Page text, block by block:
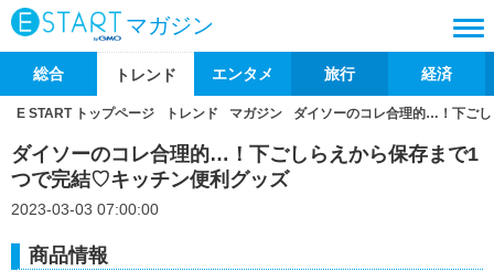
マガジン
総合 トレンド エンタメ 旅行 経済
E START トップページ トレンド マガジン ダイソーのコレ合理的…！下ご
ダイソーのコレ合理的…！下ごしらえから保存まで1
つで完結♡キッチン便利グッズ
2023-03-03 07:00:00
商品情報